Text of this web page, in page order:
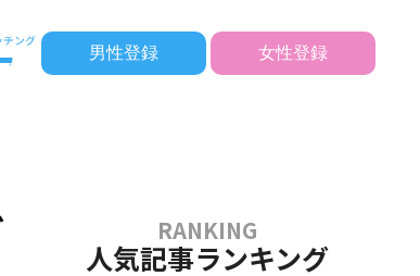
男性登録 女性登録
人気記事ランキング